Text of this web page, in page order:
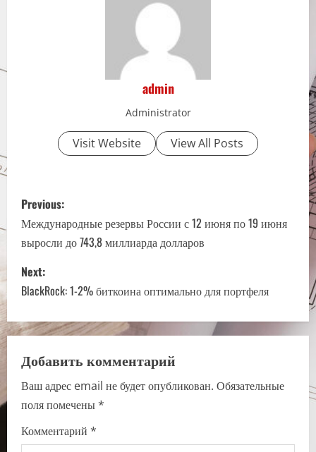
admin
Administrator
Visit Website View All Posts
P
o
s
t
n
a
v
i
g
Previous:
Международные резервы России с 12 июня по 19 июня
выросли до 743,8 миллиарда долларов
Next:
BlackRock: 1-2% биткоина оптимально для портфеля
Добавить комментарий
Ваш адрес email не будет опубликован. Обязательные
поля помечены*
Комментарий *